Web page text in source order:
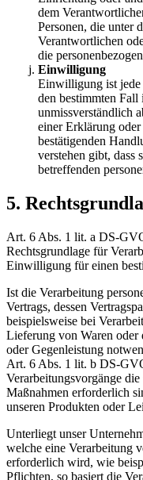
dem
Personen, die unter
Verantwortlichen
die
Einwilligung
Einwilligung ist
den bestimmten
unmissverständlich
einer Erklärung
bestätigenden
verstehen gibt, dass
betreffenden
5.
Art. 6 Abs. 1 lit. a DS-
Rechtsgrundlage für
Einwilligung für einen
Ist die Verarbeitung
Vertrags, dessen
beispielsweise bei
Lieferung von Waren oder
oder Gegenleistung
Art. 6 Abs. 1 lit. b DS-
Verarbeitungsvorgänge
Maßnahmen erforderlich
unseren Produkten oder
Unterliegt unser
welche eine Verarbeitung
erforderlich wird, wie
Pflichten, so basiert die